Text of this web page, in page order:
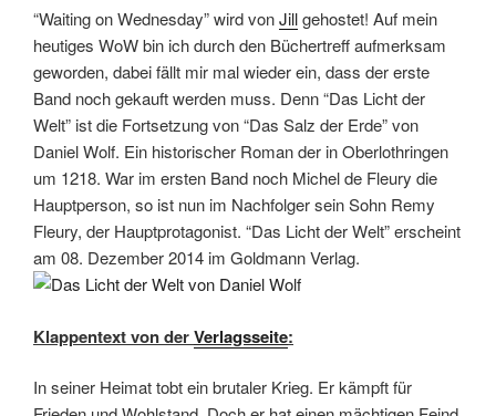
“Waiting on Wednesday” wird vonJillgehostet! Auf mein
heutiges WoW bin ich durch den Büchertreff aufmerksam
geworden, dabei fällt mir mal wieder ein, dass der erste
Band noch gekauft werden muss. Denn “Das Licht der
Welt” ist die Fortsetzung von “Das Salz der Erde” von
Daniel Wolf. Ein historischer Roman der in Oberlothringen
um 1218. War im ersten Band noch Michel de Fleury die
Hauptperson, so ist nun im Nachfolger sein Sohn Remy
Fleury, der Hauptprotagonist. “Das Licht der Welt” erscheint
am 08. Dezember 2014 im Goldmann Verlag.
Klappentext von derVerlagsseite:
In seiner Heimat tobt ein brutaler Krieg. Er kämpft für